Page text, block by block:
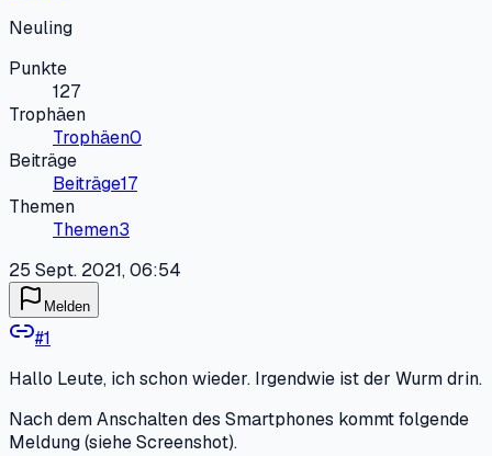
Neuling
Punkte
127
Trophäen
Trophäen0
Beiträge
Beiträge17
Themen
Themen3
25 Sept. 2021, 06:54
Melden
#1
Hallo Leute, ich schon wieder. Irgendwie ist der Wurm drin.
Nach dem Anschalten des Smartphones kommt folgende
Meldung (siehe Screenshot).